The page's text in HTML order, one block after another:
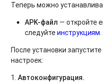
Теперь можно
APK-файл — откройте
следуйтеинструкциям.
После установки
настроек:
1.Автоконфигурация.